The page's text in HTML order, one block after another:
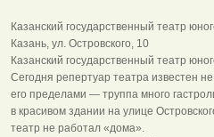
Казанский государственный театр
Казань, ул. Островского, 10
Казанский государственный театр
Сегодня репертуар театра известен
его пределами — труппа много
в красивом здании на улице
театр не работал «дома».